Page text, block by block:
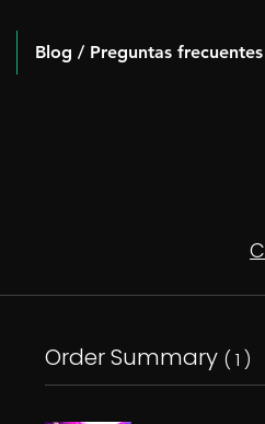
Blog / Preguntas frecuentes
Order Summary ( 1 )